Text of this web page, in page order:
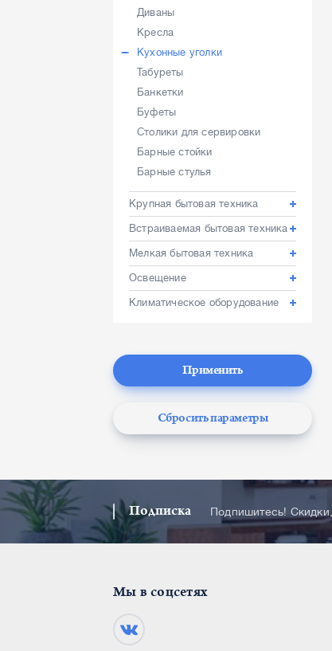
Диваны
Кресла
Кухонные уголки
Табуреты
Банкетки
Буфеты
Столики для сервировки
Барные стойки
Барные стулья
Крупная бытовая техника
Встраиваемая бытовая техника
Мелкая бытовая техника
Освещение
Климатическое оборудование
Применить
Сбросить параметры
Подписка Подпишитесь!
Мы в соцсетях